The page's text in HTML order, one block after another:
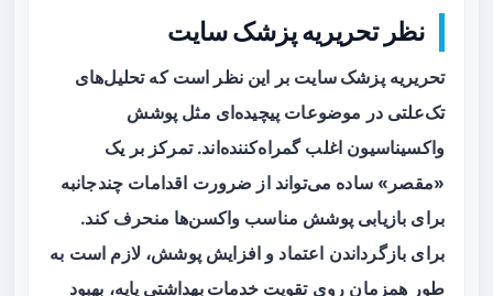
نظر تحریریه پزشک سایت
تحریریهپزشک سایت بر این نظر است که تحلیل‌های
تک‌علتی در موضوعات پیچیده‌ای مثل پوشش
واکسیناسیون اغلب گمراه‌کننده‌اند. تمرکز بر یک
«مقصر» ساده می‌تواند از ضرورت اقدامات چندجانبه
برای بازیابی پوشش مناسب واکسن‌ها منحرف کند.
برای بازگرداندن اعتماد و افزایش پوشش، لازم است به
طور همزمان رویتقویت خدمات بهداشتی پایه، بهبود